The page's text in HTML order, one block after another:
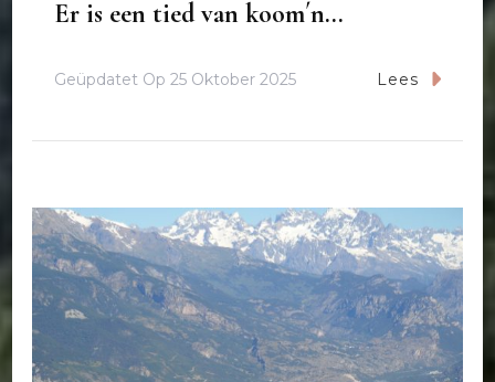
Er is een tied van koom´n…
Geüpdatet Op 25 Oktober 2025 Lees